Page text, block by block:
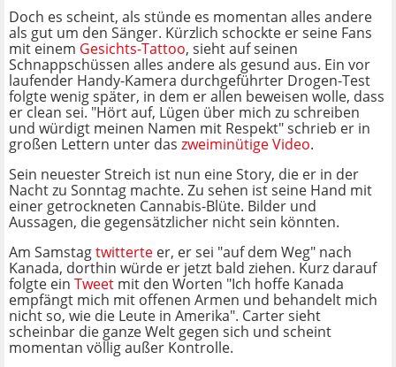
Doch es scheint, als stünde es momentan alles andere
als gut um den Sänger. Kürzlich schockte er seine Fans
mit einem Gesichts-Tattoo, sieht auf seinen
Schnappschüssen alles andere als gesund aus. Ein vor
laufender Handy-Kamera durchgeführter Drogen-Test
folgte wenig später, in dem er allen beweisen wolle, dass
er clean sei. "Hört auf, Lügen über mich zu schreiben
und würdigt meinen Namen mit Respekt" schrieb er in
großen Lettern unter das zweiminütige Video.
Sein neuester Streich ist nun eine Story, die er in der
Nacht zu Sonntag machte. Zu sehen ist seine Hand mit
einer getrockneten Cannabis-Blüte. Bilder und
Aussagen, die gegensätzlicher nicht sein könnten.
Am Samstagtwitterte er, er sei "auf dem Weg" nach
Kanada, dorthin würde er jetzt bald ziehen. Kurz darauf
folgte ein Tweet mit den Worten "Ich hoffe Kanada
empfängt mich mit offenen Armen und behandelt mich
nicht so, wie die Leute in Amerika". Carter sieht
scheinbar die ganze Welt gegen sich und scheint
momentan völlig außer Kontrolle.